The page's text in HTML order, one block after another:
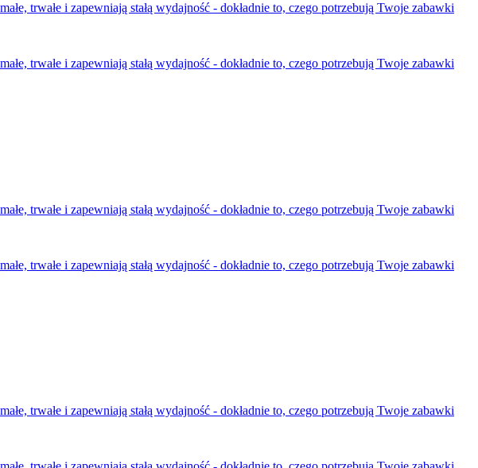
trwałe i zapewniają stałą wydajność - dokładnie to, czego potrzebują Twoje zabawki
trwałe i zapewniają stałą wydajność - dokładnie to, czego potrzebują Twoje zabawki
trwałe i zapewniają stałą wydajność - dokładnie to, czego potrzebują Twoje zabawki
trwałe i zapewniają stałą wydajność - dokładnie to, czego potrzebują Twoje zabawki
trwałe i zapewniają stałą wydajność - dokładnie to, czego potrzebują Twoje zabawki